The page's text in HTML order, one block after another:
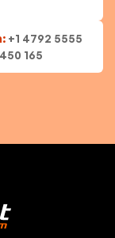
+1 4792 5555
165